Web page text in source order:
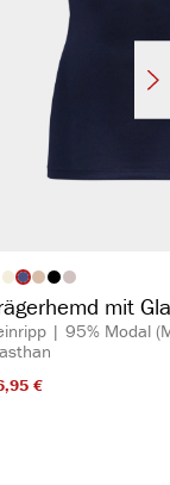
mit
| 95% Modal
€​